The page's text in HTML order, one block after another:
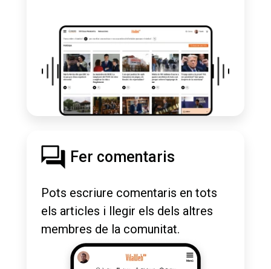
Fer comentaris
Pots escriure comentaris en tots
els articles i llegir els dels altres
membres de la comunitat.